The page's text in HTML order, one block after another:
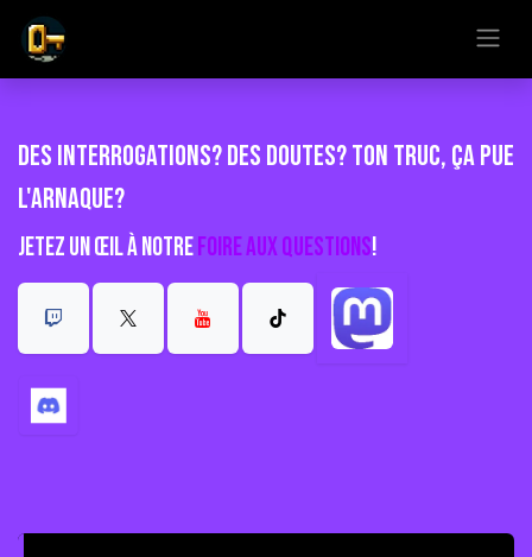
Se rendre au contenu
Des interrogations? Des doutes? Ton truc, ça pue
l'arnaque?
Jetez un œil à notreFoire aux questions!